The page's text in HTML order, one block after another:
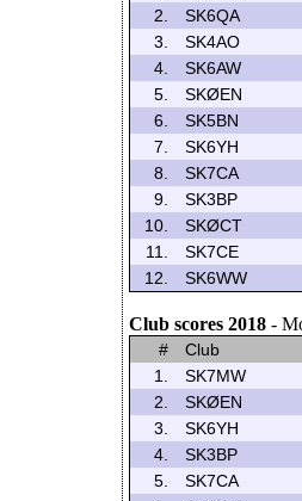
2.
SK6QA
3.
SK4AO
4.
SK6AW
5.
SKØEN
6.
SK5BN
7.
SK6YH
8.
SK7CA
9.
SK3BP
10.
SKØCT
11.
SK7CE
12.
SK6WW
Club scores 2018 -
# Club
1.
SK7MW
2.
SKØEN
3.
SK6YH
4.
SK3BP
5.
SK7CA